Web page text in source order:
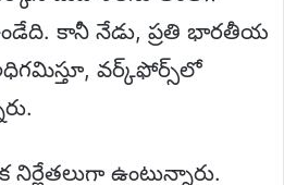
కానీ నేడు, ప్రతి భారతీయ
వర్క్‌ఫోర్స్‌లో
నిర్ణేతలుగా ఉంటున్నారు.